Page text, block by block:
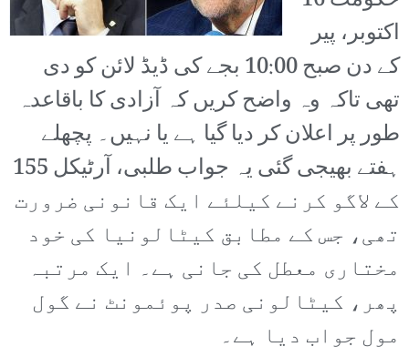
اکتوبر، پیر
کے دن صبح 10:00 بجے کی ڈیڈ لائن کو دی
تھی تاکہ وہ واضح کریں کہ آزادی کا باقاعدہ
طور پر اعلان کر دیا گیا ہے یا نہیں۔ پچھلے
ہفتے بھیجی گئی یہ جواب طلبی، آرٹیکل 155
کے لاگو کرنے کیلئے ایک قانونی ضرورت
تھی، جس کے مطابق کیٹالونیا کی خود
مختاری معطل کی جانی ہے۔ ایک مرتبہ
پھر، کیٹالونی صدر پوئمونٹ نے گول
مول جواب دیا ہے۔